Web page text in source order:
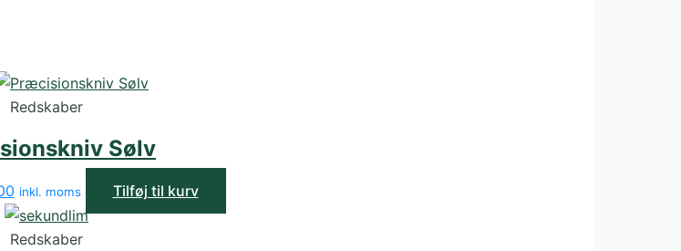
Redskaber
Sølv
Den
aktuelle
pris
inkl. moms Tilføj til kurv
Redskaber